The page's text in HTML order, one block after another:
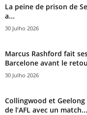
La peine de prison de
a...
30 Julho 2026
Marcus Rashford fait
Barcelone avant le
30 Julho 2026
Collingwood et
de l’AFL avec un match...